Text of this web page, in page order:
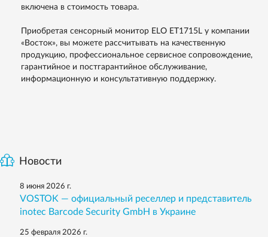
включена в стоимость товара.
Приобретая сенсорный монитор ELO ET1715L у компании
«Восток», вы можете рассчитывать на качественную
продукцию, профессиональное сервисное сопровождение,
гарантийное и постгарантийное обслуживание,
информационную и консультативную поддержку.
Новости
8 июня 2026 г.
VOSTOK — официальный реселлер и представитель
inotec Barcode Security GmbH в Украине
25 февраля 2026 г.